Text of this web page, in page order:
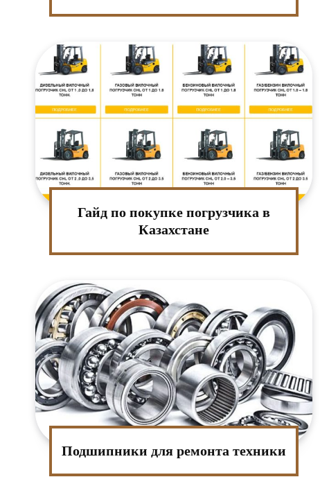
Гайд по покупке погрузчика в
Казахстане
Подшипники для ремонта техники